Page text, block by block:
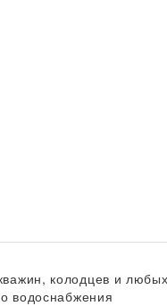
колодцев и любых
водоснабжения